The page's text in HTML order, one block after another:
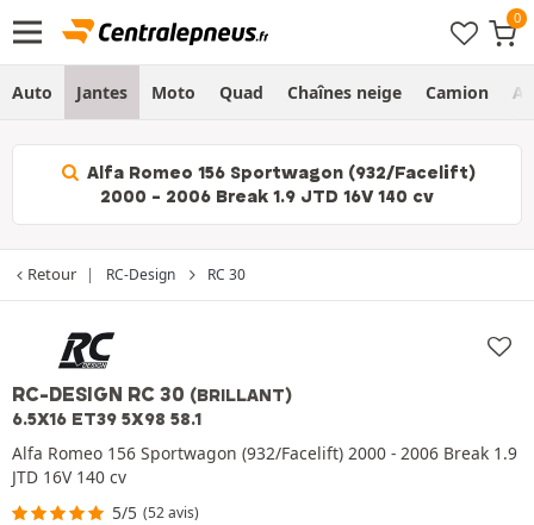
Auto Jantes Moto Quad Chaînes neige Camion
Alfa Romeo 156 Sportwagon (932/Facelift)
2000 - 2006 Break 1.9 JTD 16V 140 cv
Retour RC-Design RC 30
RC-DESIGN RC 30 (BRILLANT)
6.5X16 ET39 5X98 58.1
Alfa Romeo 156 Sportwagon (932/Facelift) 2000 - 2006 Break 1.9
JTD 16V 140 cv
5/5 (52 avis)